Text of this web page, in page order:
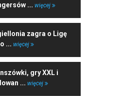
... więcej
zagra o Ligę
... więcej
gry XXL i
... więcej